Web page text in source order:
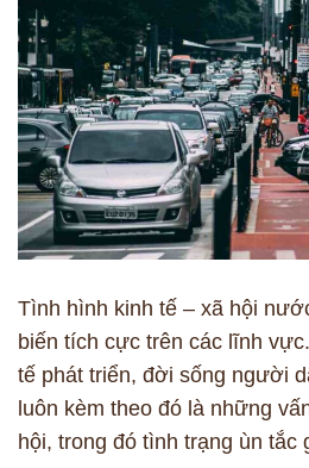
Tình hình kinh tế – xã hội
biến tích cực trên các lĩnh
tế phát triển, đời sống người
luôn kèm theo đó là những
hội, trong đó tình trạng ùn